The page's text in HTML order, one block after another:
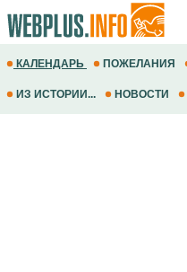
КАЛЕНДАРЬ ПОЖЕЛАНИЯ
ИЗ ИСТОРИИ... НОВОСТИ